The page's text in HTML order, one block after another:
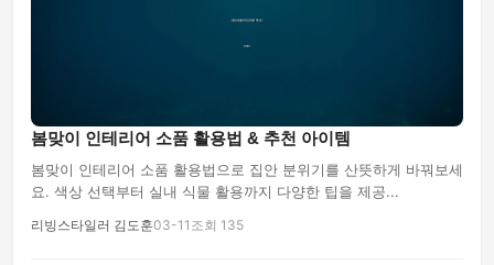
봄맞이 인테리어 소품 활용법 & 추천 아이템
봄맞이 인테리어 소품 활용법으로 집안 분위기를 산뜻하게 바꿔보세
요. 색상 선택부터 실내 식물 활용까지 다양한 팁을 제공...
리빙스타일러 김도훈03-11 조회 135